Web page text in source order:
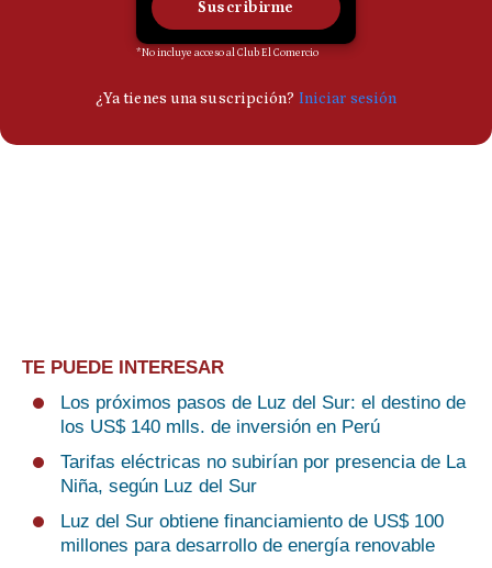
TE PUEDE INTERESAR
Los próximos pasos de Luz del Sur: el destino de
los US$ 140 mlls. de inversión en Perú
Tarifas eléctricas no subirían por presencia de La
Niña, según Luz del Sur
Luz del Sur obtiene financiamiento de US$ 100
millones para desarrollo de energía renovable